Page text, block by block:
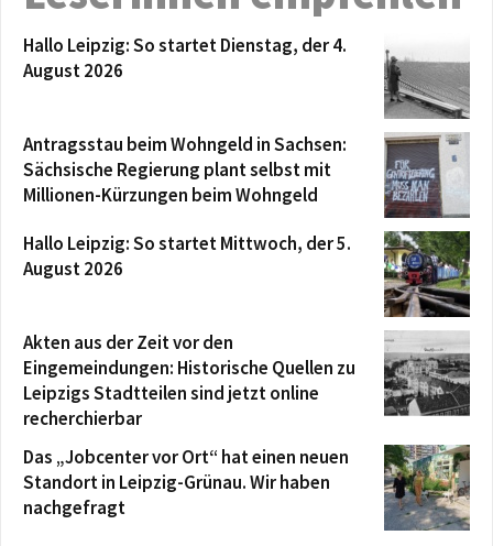
Hallo Leipzig: So startet Dienstag, der 4.
August 2026
Antragsstau beim Wohngeld in Sachsen:
Sächsische Regierung plant selbst mit
Millionen-Kürzungen beim Wohngeld
Hallo Leipzig: So startet Mittwoch, der 5.
August 2026
Akten aus der Zeit vor den
Eingemeindungen: Historische Quellen zu
Leipzigs Stadtteilen sind jetzt online
recherchierbar
Das „Jobcenter vor Ort“ hat einen neuen
Standort in Leipzig-Grünau. Wir haben
nachgefragt